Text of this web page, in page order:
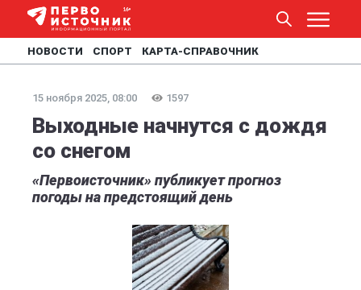
НОВОСТИ СПОРТ КАРТА-СПРАВОЧНИК
15 ноября 2025, 08:00 1597
Выходные начнутся с дождя
со снегом
«Первоисточник» публикует прогноз
погоды на предстоящий день